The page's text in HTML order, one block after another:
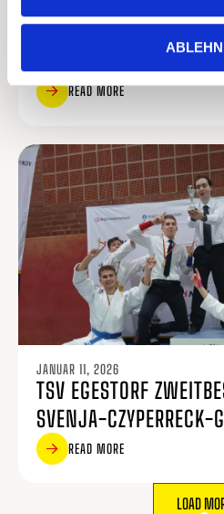
„KINDERTURNEN“
READ MORE
JANUAR 11, 2026
TSV EGESTORF
SVENJA-CZYPERRECK-
READ MORE
LOAD